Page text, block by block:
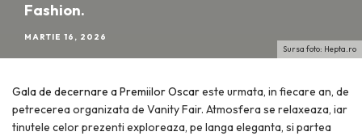
Sursa foto: Hepta.ro
Fashion.
MARTIE 16, 2026
Gala de decernare a Premiilor Oscareste urmata, in fiecare an, de
petrecerea organizata de Vanity Fair. Atmosfera se relaxeaza, iar
tinutele celor prezenti exploreaza, pe langa eleganta, si partea